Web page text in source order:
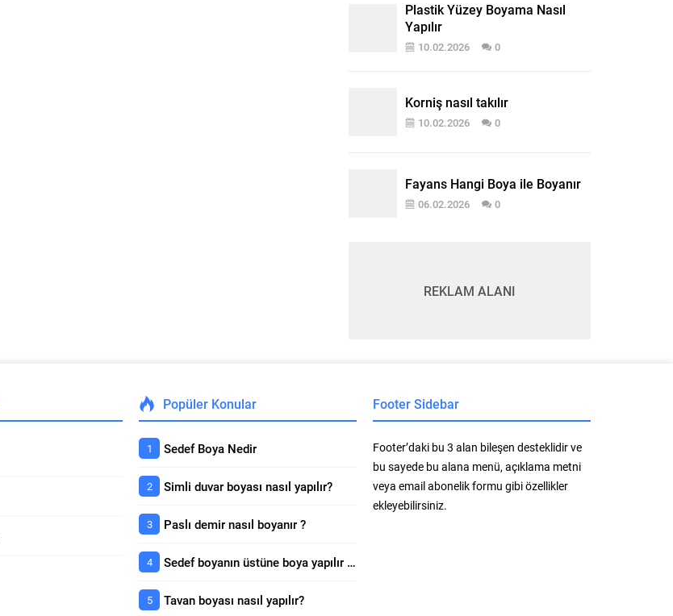
Plastik Yüzey Boyama Nasıl
Yapılır
10.02.2026 0
Korniş nasıl takılır
10.02.2026 0
Fayans Hangi Boya ile Boyanır
06.02.2026 0
REKLAM ALANI
Popüler Konular
Sedef Boya Nedir
Simli duvar boyası nasıl yapılır?
Paslı demir nasıl boyanır ?
Sedef boyanın üstüne boya yapılır mı
Tavan boyası nasıl yapılır?
Footer Sidebar
Footer’daki bu 3 alan bileşen desteklidir ve
bu sayede bu alana menü, açıklama metni
veya email abonelik formu gibi özellikler
ekleyebilirsiniz.